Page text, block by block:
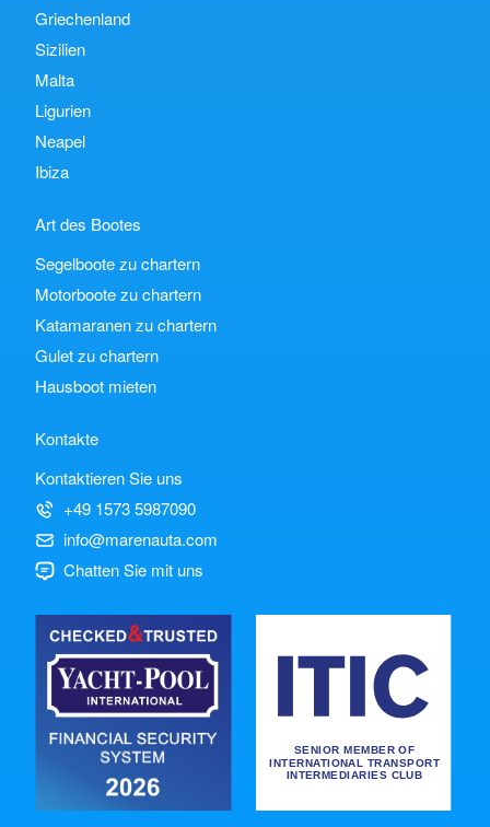
Griechenland
Sizilien
Malta
Ligurien
Neapel
Ibiza
Art des Bootes
Segelboote zu chartern
Motorboote zu chartern
Katamaranen zu chartern
Gulet zu chartern
Hausboot mieten
Kontakte
Kontaktieren Sie uns
+49 1573 5987090
info@marenauta.com
Chatten Sie mit uns